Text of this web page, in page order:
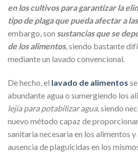
en los cultivos para garantizar la
tipo de plaga que pueda afectar a
embargo, son sustancias que se
de los alimentos, siendo bastante
mediante un lavado convencional.
De hecho, el lavado de alimentos
abundante agua o sumergiendo los
lejía para potabilizar agua, siendo
nuevo método capaz de
sanitaria necesaria en los alimentos y
ausencia de plaguicidas en los